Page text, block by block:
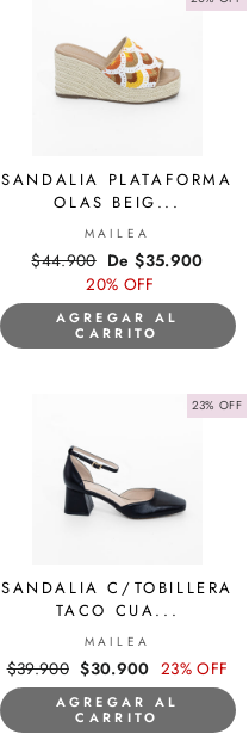
SANDALIA PLATAFORMA
OLAS BEIG...
MAILEA
Precio
habitual
$44.900 Precio
de
oferta
De $35.900
20% OFF
AGREGAR AL
CARRITO
23% OFF
SANDALIA C/TOBILLERA
TACO CUA...
MAILEA
Precio
habitual
$39.900 Precio
de
oferta
$30.900 23% OFF
AGREGAR AL
CARRITO